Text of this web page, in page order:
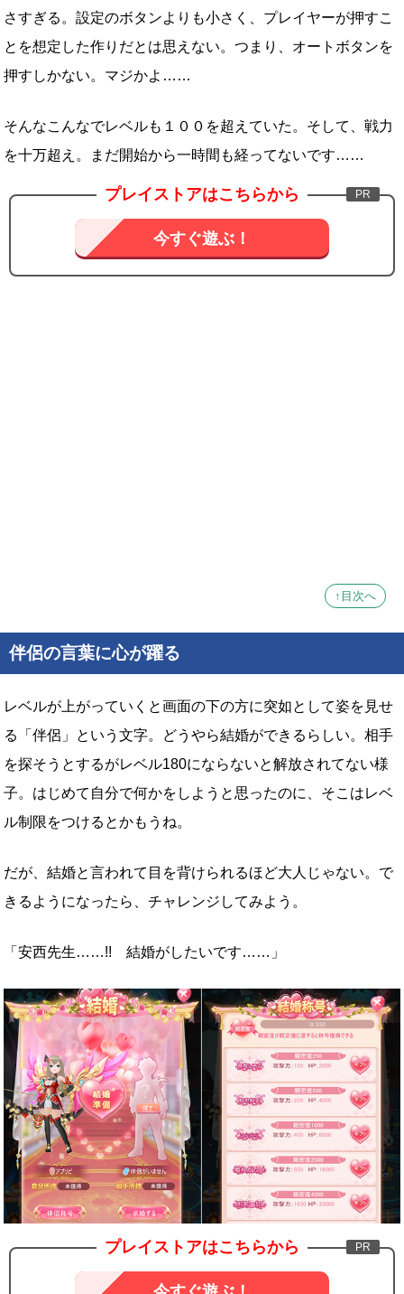
さすぎる。設定のボタンよりも小さく、プレイヤーが押すこ
とを想定した作りだとは思えない。つまり、オートボタンを
押すしかない。マジかよ……
そんなこんなでレベルも１００を超えていた。そして、戦力
を十万超え。まだ開始から一時間も経ってないです……
プレイストアはこちらから
今すぐ遊ぶ！
↑目次へ
伴侶の言葉に心が躍る
レベルが上がっていくと画面の下の方に突如として姿を見せ
る「伴侶」という文字。どうやら結婚ができるらしい。相手
を探そうとするがレベル180にならないと解放されてない様
子。はじめて自分で何かをしようと思ったのに、そこはレベ
ル制限をつけるとかもうね。
だが、結婚と言われて目を背けられるほど大人じゃない。で
きるようになったら、チャレンジしてみよう。
「安西先生……!! 結婚がしたいです……」
プレイストアはこちらから